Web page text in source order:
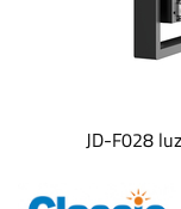
JD-F028